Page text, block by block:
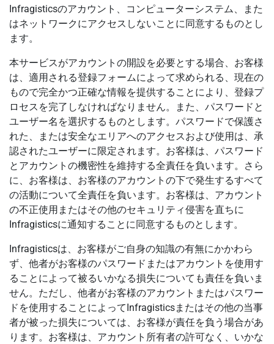
Infragisticsのアカウント、コンピューターシステム、また
はネットワークにアクセスしないことに同意するものとし
ます。
本サービスがアカウントの開設を必要とする場合、お客様
は、適用される登録フォームによって求められる、現在の
もので完全かつ正確な情報を提供することにより、登録プ
ロセスを完了しなければなりません。また、パスワードと
ユーザー名を選択するものとします。パスワードで保護さ
れた、または安全なエリアへのアクセスおよび使用は、承
認されたユーザーに限定されます。お客様は、パスワード
とアカウントの機密性を維持する全責任を負います。さら
に、お客様は、お客様のアカウントの下で発生するすべて
の活動について全責任を負います。お客様は、アカウント
の不正使用またはその他のセキュリティ侵害を直ちに
Infragisticsに通知することに同意するものとします。
Infragisticsは、お客様がご自身の知識の有無にかかわら
ず、他者がお客様のパスワードまたはアカウントを使用す
ることによって被るいかなる損失についても責任を負いま
せん。ただし、他者がお客様のアカウントまたはパスワー
ドを使用することによってInfragisticsまたはその他の当事
者が被った損失については、お客様が責任を負う場合があ
ります。お客様は、アカウント所有者の許可なく、いかな